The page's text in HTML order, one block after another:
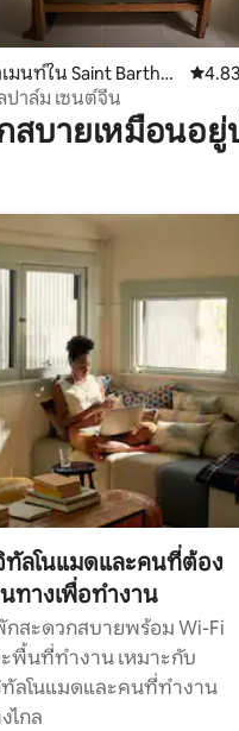
5, 41 รีวิว
มนท์ใน Saint Barthel
คะแน
ปาล์ม เซนต์จีน
สบายเหมือนอ
ทัลโนแมดและคนที่ต้อง
ทางเพื่อทำงาน
สะดวกสบายพร้อม Wi-Fi
พื้นที่ทำงาน เหมาะกับ
ลโนแมดและคนที่ทำงาน
ไกล